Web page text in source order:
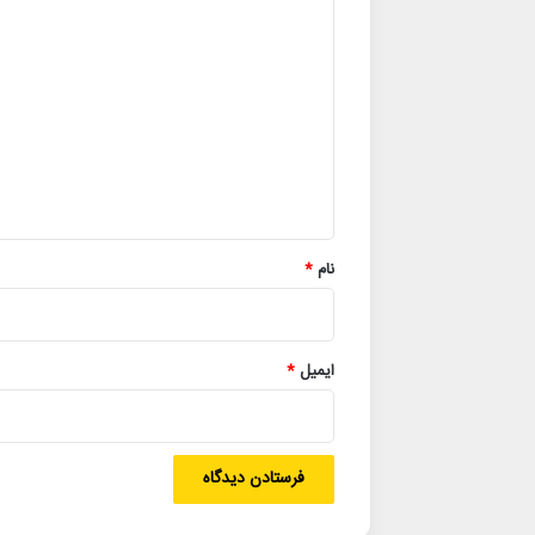
نام*
ایمیل*